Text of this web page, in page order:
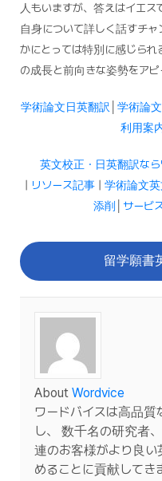
人もいますが、答えはイエ
自身について詳しく話すチ
かにとっては特別に感じら
の成長と前向きな姿勢をアピ
学術論文日英翻訳 学術論
利用案
英文校正・日英翻訳なら
| リソース記事 | 学術論文
添削
サービ
留学願書
About Wordvice
ワードバイスは高品
し、 数千名の研究者
連のお客様がより良
めることに貢献してき